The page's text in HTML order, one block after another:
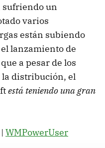
sufriendo un
varios
están subiendo
lanzamiento de
a pesar de los
la distribución, el
está teniendo una gran
| WMPowerUser